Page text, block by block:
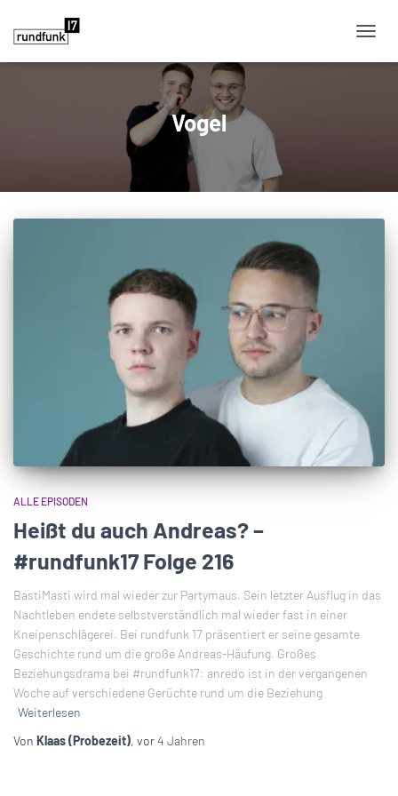
Vogel
ALLE EPISODEN
Heißt du auch Andreas? –
#rundfunk17 Folge 216
BastiMasti wird mal wieder zur Partymaus. Sein letzter Ausflug in das
Nachtleben endete selbstverständlich mal wieder fast in einer
Kneipenschlägerei. Bei rundfunk 17 präsentiert er seine gesamte
Geschichte rund um die große Andreas-Häufung. Großes
Beziehungsdrama bei #rundfunk17: anredo ist in der vergangenen
Woche auf verschiedene Gerüchte rund um die Beziehung
Weiterlesen
Von Klaas (Probezeit), vor4 Jahren